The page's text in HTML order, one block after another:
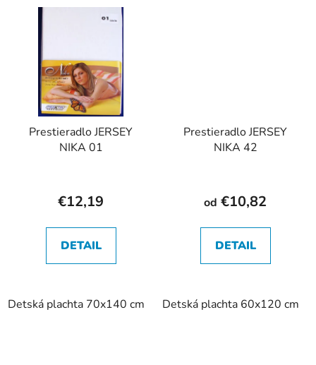
Prestieradlo JERSEY
NIKA 01
€12,19
DETAIL
Detská plachta 70x140 cm
Prestieradlo JERSEY
NIKA 42
od €10,82
DETAIL
Detská plachta 60x120 cm